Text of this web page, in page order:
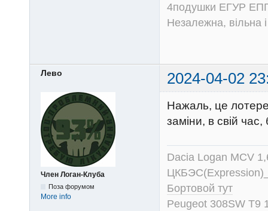
4подушки ЕГУР
Незалежна, вільна
Лево 2024-04-02
Член Логан-Клуба
Поза форумом
More info
Нажаль, це
заміни, в свій
Dacia Logan MCV
Бортовой тут
Peugeot 308SW T9